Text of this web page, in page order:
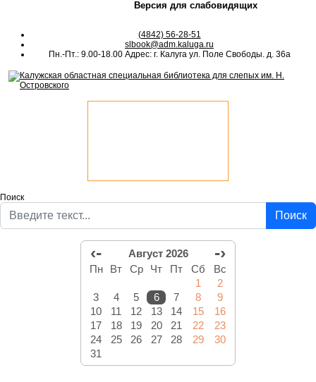
Версия для слабовидящих
(4842) 56-28-51
slbook@adm.kaluga.ru
Пн.-Пт.: 9.00-18.00 Адрес: г. Калуга ул. Поле Свободы. д. 36а
Поиск
Поиск
‹- Август 2026 -›
Пн Вт Ср Чт Пт Сб
Вс
1
2
3
4 5 6 7 8
9
10
11 12 13 14 15
16
17
18 19 20 21 22
23
24
25 26 27 28 29
30
31